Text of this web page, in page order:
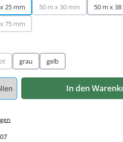
25 mm 50 m x 30 mm
(Diese Option ist zurzeit
50 m x
75 mm
(Diese Option ist zurzeit nicht verfügbar.)
(Diese Option ist zurzeit nicht verfügbar.)
grau gelb
gewünschten Wert ein oder
In den